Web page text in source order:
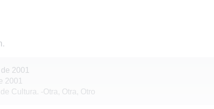
2001
2001
Cultura. -Otra, Otra, Otro